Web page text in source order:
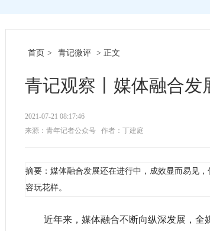
首页 > 青记微评 > 正文
青记观察丨媒体融合发
2021-07-21 08:17:46
来源：青年记者公众号
作者：丁建庭
摘要：媒体融合发展还在进行中，成效显而易见
容玩花样。
近年来，媒体融合不断向纵深发展，全